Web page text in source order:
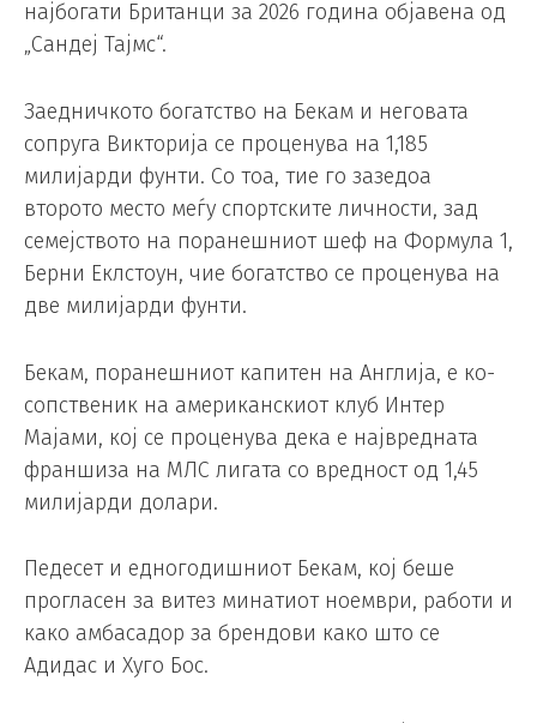
најбогати Британци за 2026 година објавена од
„Сандеј Тајмс“.
Заедничкото богатство на Бекам и неговата
сопруга Викторија се проценува на 1,185
милијарди фунти. Со тоа, тие го зазедоа
второто место меѓу спортските личности, зад
семејството на поранешниот шеф на Формула 1,
Берни Еклстоун, чие богатство се проценува на
две милијарди фунти.
Бекам, поранешниот капитен на Англија, е ко-
сопственик на американскиот клуб Интер
Мајами, кој се проценува дека е највредната
франшиза на МЛС лигата со вредност од 1,45
милијарди долари.
Педесет и едногодишниот Бекам, кој беше
прогласен за витез минатиот ноември, работи и
како амбасадор за брендови како што се
Адидас и Хуго Бос.